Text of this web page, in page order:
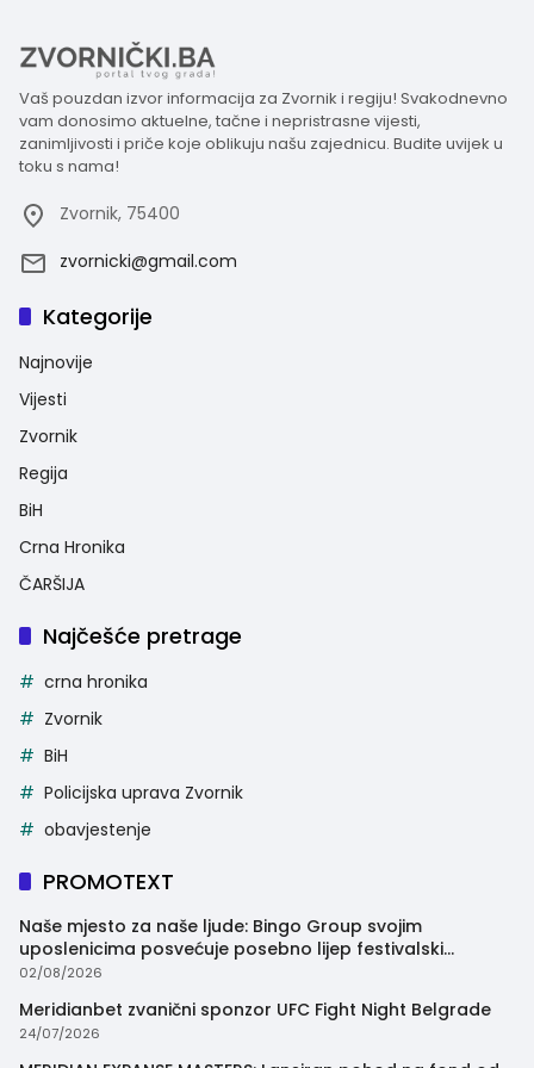
Vaš pouzdan izvor informacija za Zvornik i regiju! Svakodnevno
vam donosimo aktuelne, tačne i nepristrasne vijesti,
zanimljivosti i priče koje oblikuju našu zajednicu. Budite uvijek u
toku s nama!
Zvornik, 75400
zvornicki@gmail.com
Kategorije
Najnovije
Vijesti
Zvornik
Regija
BiH
Crna Hronika
ČARŠIJA
Najčešće pretrage
crna hronika
Zvornik
BiH
Policijska uprava Zvornik
obavjestenje
PROMOTEXT
Naše mjesto za naše ljude: Bingo Group svojim
uposlenicima posvećuje posebno lijep festivalski
trenutak
02/08/2026
Meridianbet zvanični sponzor UFC Fight Night Belgrade
24/07/2026